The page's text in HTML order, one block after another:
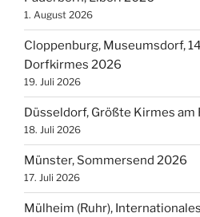
1. August 2026
Cloppenburg, Museumsdorf,
Dorfkirmes 2026
19. Juli 2026
Düsseldorf, Größte Kirmes am
18. Juli 2026
Münster, Sommersend 2026
17. Juli 2026
Mülheim (Ruhr),